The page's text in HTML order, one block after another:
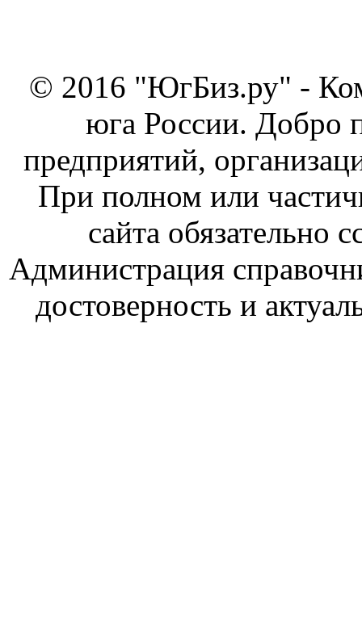
© 2016 "ЮгБиз.ру" -
юга России. Добро
предприятий,
При полном или
сайта обязательно
Администрация
достоверность и